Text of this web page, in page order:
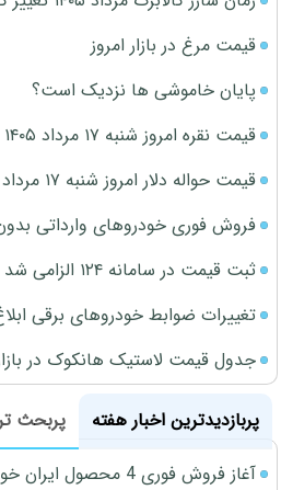
قیمت مرغ در بازار امروز
پایان خاموشی ها نزدیک است؟
قیمت نقره امروز شنبه ۱۷ مرداد ۱۴۰۵
قیمت حواله دلار امروز شنبه ۱۷ مرداد ۱۴۰۵
فروش فوری خودروهای وارداتی
ثبت قیمت در سامانه ۱۲۴ الزامی شد
تغییرات ضوابط خودروهای برقی
جدول قیمت لاستیک هانکوک در بازار 1405/05/
پربازدیدترین اخبار هفته
پربحث
آغاز فروش فوری 4 محصول ایران خودرو در نمایندگی‌ها